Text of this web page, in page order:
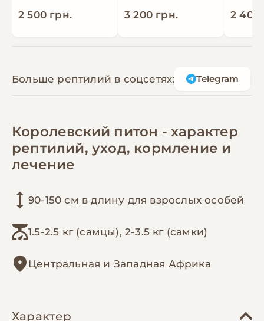
2 500 грн. 3 200 грн. 2 400
Больше рептилий в соцсетях: Telegram
Королевский питон - характер
рептилий, уход, кормление и
лечение
90-150 см в длину для взрослых особей
1.5-2.5 кг (самцы), 2-3.5 кг (самки)
Центральная и Западная Африка
Характер